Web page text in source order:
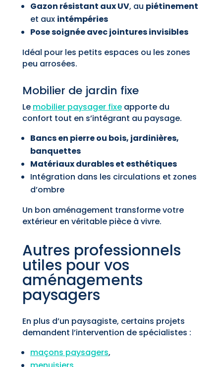
Gazon résistant aux UV, au piétinement
et aux intémpéries
Pose soignée avec jointures invisibles
Idéal pour les petits espaces ou les zones
peu arrosées.
Mobilier de jardin fixe
Le mobilier paysager fixeapporte du
confort tout en s’intégrant au paysage.
Bancs en pierre ou bois, jardinières,
banquettes
Matériaux durables et esthétiques
Intégration dans les circulations et zones
d’ombre
Un bon aménagement transforme votre
extérieur en véritable pièce à vivre.
Autres professionnels
utiles pour vos
aménagements
paysagers
En plus d’un paysagiste, certains projets
demandent l’intervention de spécialistes :
maçons paysagers,